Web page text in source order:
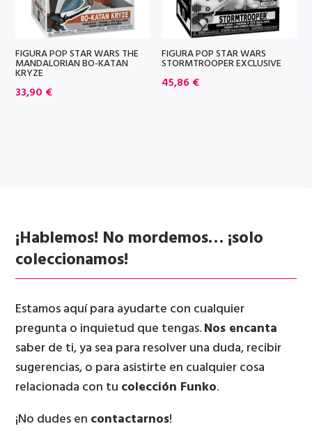
FIGURA POP STAR WARS THE
MANDALORIAN BO-KATAN
KRYZE
33,90 €
FIGURA POP STAR WARS
STORMTROOPER EXCLUSIVE
45,86 €
¡Hablemos! No mordemos… ¡solo
coleccionamos!
Estamos aquí para ayudarte con cualquier
pregunta o inquietud que tengas.Nos encanta
saber de ti, ya sea para resolver una duda, recibir
sugerencias, o para asistirte en cualquier cosa
relacionada con tu colección Funko.
¡No dudes en contactarnos!